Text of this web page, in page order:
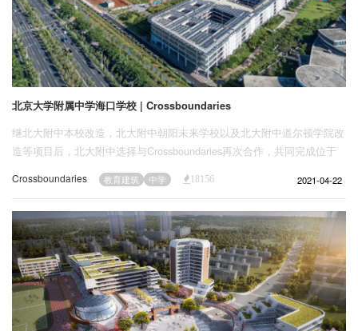
北京大学附属中学海口学校 | Crossboundaries
继北大附中本校改造，北大附中朝阳未来学校以及北大附中道尔顿学院改
造等项目后，北大附中选择与Crossboundaries再次合作，共同完成位于
海南省海口市的北京大学附属中学海口学校的规划与设计。结合海南省整
体教育发展环境现状及政策导向，此次合作对于北大附中以及
先进的教学理念和优良的师资力量以及Crossboundaries在教育项目中丰
富的建筑设计经验以及对北大附中教育理念的全面理解，一定能为海南省
加快教育发展添砖加瓦。
Crossboundaries 教育建筑 中学 18156 2021-04-22